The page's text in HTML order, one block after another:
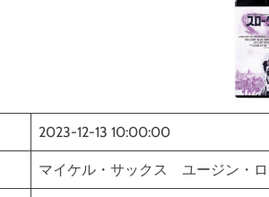
2023-12-13 10:00:00
マイケル・サックス ユージン・